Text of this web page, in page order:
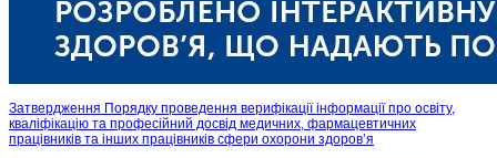
Затвердження Порядку проведення верифікації інформації про освіту,
кваліфікацію та професійний досвід медичних, фармацевтичних
працівників та інших працівників сфери охорони здоров’я